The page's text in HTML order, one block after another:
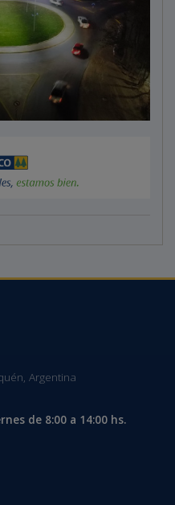
Argentina
de 8:00 a 14:00 hs.